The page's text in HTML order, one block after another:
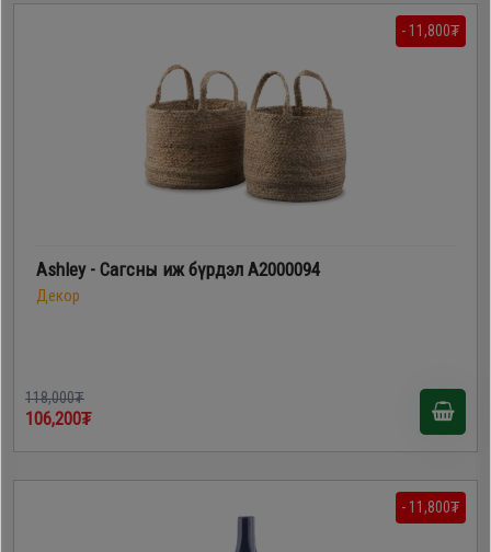
- 11,800₮
Ashley - Сагсны иж бүрдэл A2000094
Декор
118,000₮
106,200₮
- 11,800₮